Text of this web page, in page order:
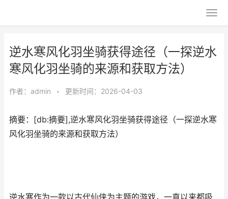
逆水寒风化羽坐骑获得途径（一探逆水
寒风化羽坐骑的来源和获取方法）
作者： admin • 更新时间：2026-04-03
摘要：[db:摘要],逆水寒风化羽坐骑获得途径（一探逆水寒
风化羽坐骑的来源和获取方法）